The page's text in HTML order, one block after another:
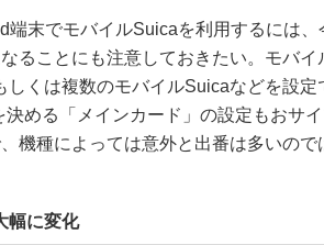
末でモバイルSuicaを利用するには、
ることにも注意しておきたい。モバイ
くは複数のモバイルSuicaなどを設定
める「メインカード」の設定もおサイ
機種によっては意外と出番は多いので
幅に変化